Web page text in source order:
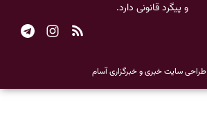
و پیگرد قانونی دارد.
طراحی سایت خبری و خبرگزاری آسام